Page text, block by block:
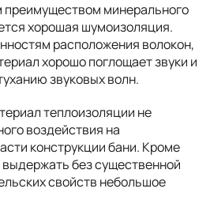
минерального
хорошая шумоизоляция.
расположения волокон,
хорошо поглощает звуки и
звуковых волн.
теплоизоляции не
воздействия на
конструкции бани. Кроме
выдержать без существенной
свойств небольшое